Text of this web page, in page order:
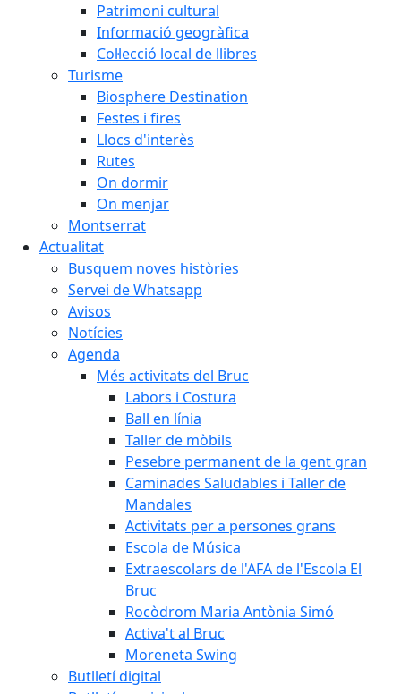
Patrimoni cultural
Informació geogràfica
Col·lecció local de llibres
Turisme
Biosphere Destination
Festes i fires
Llocs d'interès
Rutes
On dormir
On menjar
Montserrat
Actualitat
Busquem noves històries
Servei de Whatsapp
Avisos
Notícies
Agenda
Més activitats del Bruc
Labors i Costura
Ball en línia
Taller de mòbils
Pesebre permanent de la gent gran
Caminades Saludables i Taller de
Mandales
Activitats per a persones grans
Escola de Música
Extraescolars de l'AFA de l'Escola El
Bruc
Rocòdrom Maria Antònia Simó
Activa't al Bruc
Moreneta Swing
Butlletí digital